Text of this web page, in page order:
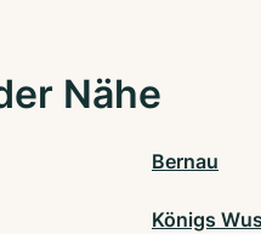
Nähe
Bernau
Königs